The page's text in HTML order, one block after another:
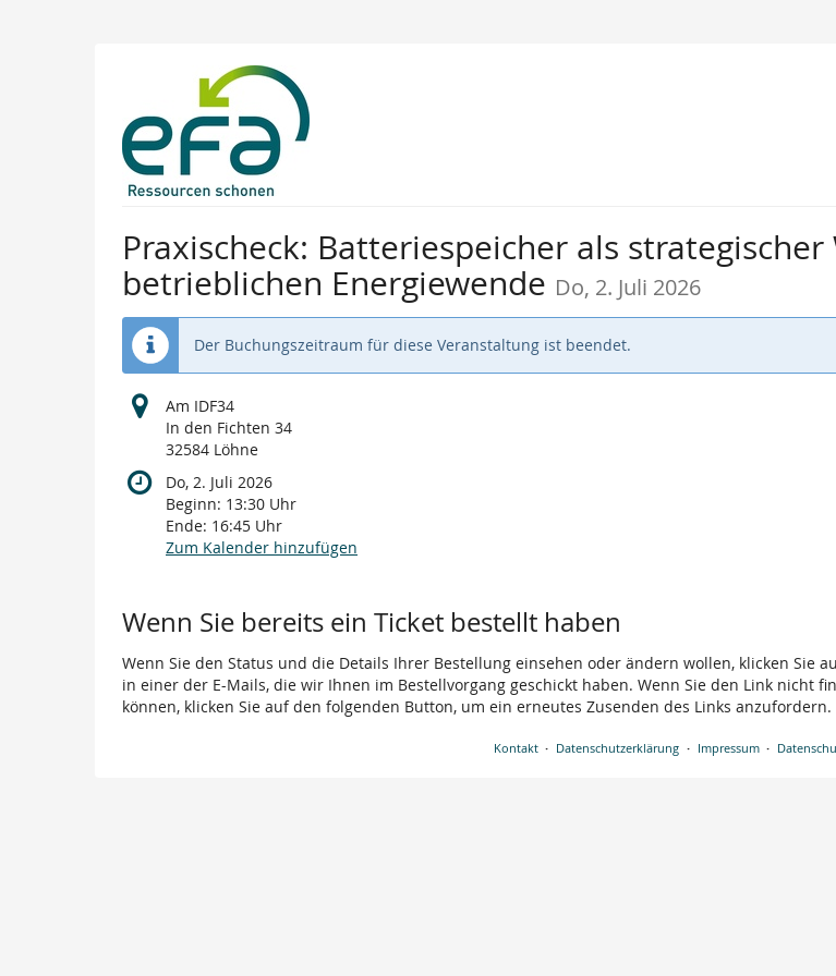
Praxischeck: Batteriespeicher als
betrieblichen Energiewende Do, 2. Juli 2026
Der Buchungszeitraum für diese Veranstaltung ist beendet.
Am IDF34
In den Fichten 34
32584 Löhne
Do, 2. Juli 2026
Beginn: 13:30 Uhr
Ende: 16:45 Uhr
Zum Kalender hinzufügen
Wenn Sie bereits ein Ticket bestellt haben
Wenn Sie den Status und die Details Ihrer Bestellung einsehen oder ändern wollen, klicken Sie
in einer der E-Mails, die wir Ihnen im Bestellvorgang geschickt haben. Wenn Sie den Link nicht
können, klicken Sie auf den folgenden Button, um ein erneutes Zusenden des Links anzufordern.
Kontakt Datenschutzerklärung Impressum